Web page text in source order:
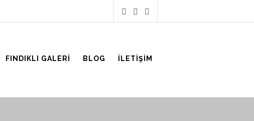
FINDIKLI GALERI BLOG İLETIŞIM